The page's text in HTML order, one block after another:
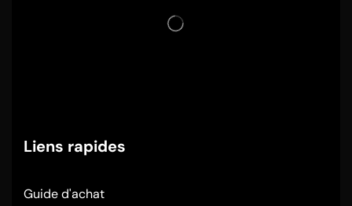
Liens rapides
Guide d'achat